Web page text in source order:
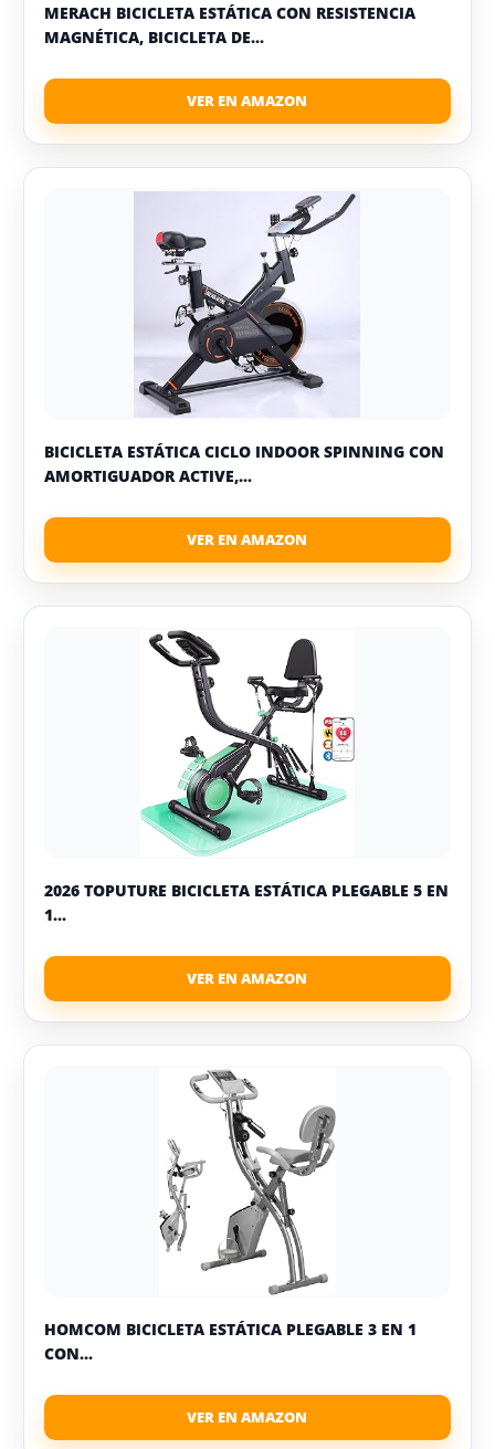
MERACH BICICLETA ESTÁTICA CON RESISTENCIA
MAGNÉTICA, BICICLETA DE...
BICICLETA ESTÁTICA CICLO INDOOR SPINNING CON
AMORTIGUADOR ACTIVE,...
2026 TOPUTURE BICICLETA ESTÁTICA PLEGABLE 5 EN
1...
HOMCOM BICICLETA ESTÁTICA PLEGABLE 3 EN 1
CON...